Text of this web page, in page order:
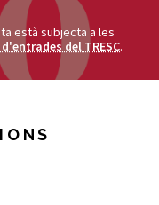
està subjecta a les
del TRESC.